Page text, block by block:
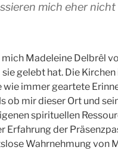
mich eher nicht
mich Madeleine Delbrêl
sie gelebt hat. Die
wie immer geartete
ob mir dieser Ort und
spirituellen
Erfahrung der
Wahrnehmung von